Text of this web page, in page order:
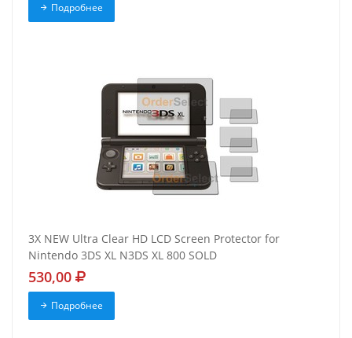
Подробнее
3X NEW Ultra Clear HD LCD Screen Protector for
Nintendo 3DS XL N3DS XL 800 SOLD
530,00
Подробнее